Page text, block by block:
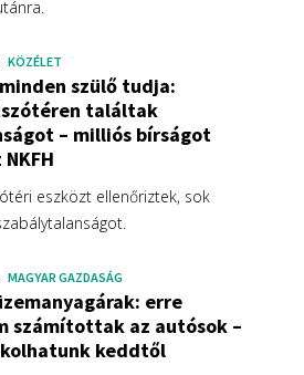
KÖZÉLET
szülő tudja:
találtak
– milliós bírságot
eszközt ellenőriztek, sok
MAGYAR GAZDASÁG
erre
számítottak az autósok –
keddtől